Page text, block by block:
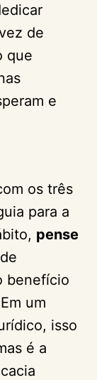
de
que
e
os três
para a
pense
benefício
um
isso
é a